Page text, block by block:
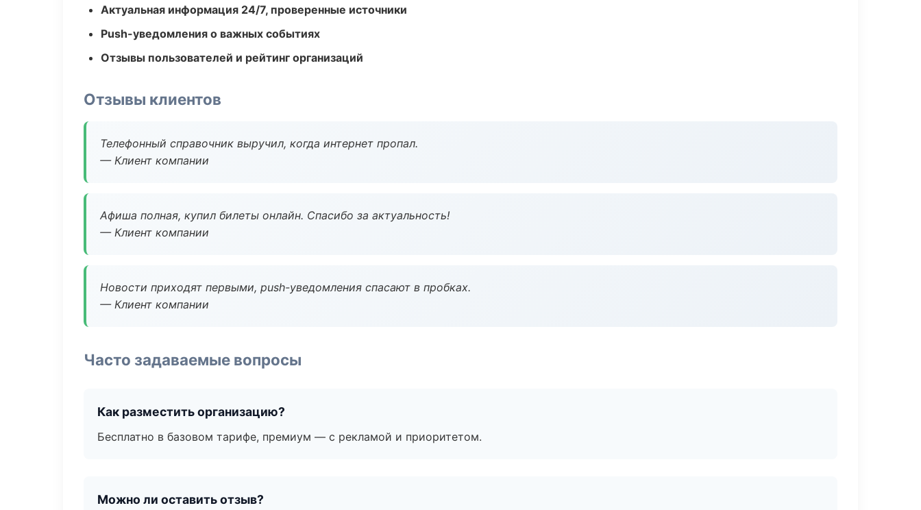
Актуальная информация 24/7, проверенные источники
Push-уведомления о важных событиях
Отзывы пользователей и рейтинг организаций
Отзывы клиентов
Телефонный справочник выручил, когда интернет пропал.
— Клиент компании
Афиша полная, купил билеты онлайн. Спасибо за актуальность!
— Клиент компании
Новости приходят первыми, push-уведомления спасают в пробках.
— Клиент компании
Часто задаваемые вопросы
Как разместить организацию?
Бесплатно в базовом тарифе, премиум — с рекламой и приоритетом.
Можно ли оставить отзыв?